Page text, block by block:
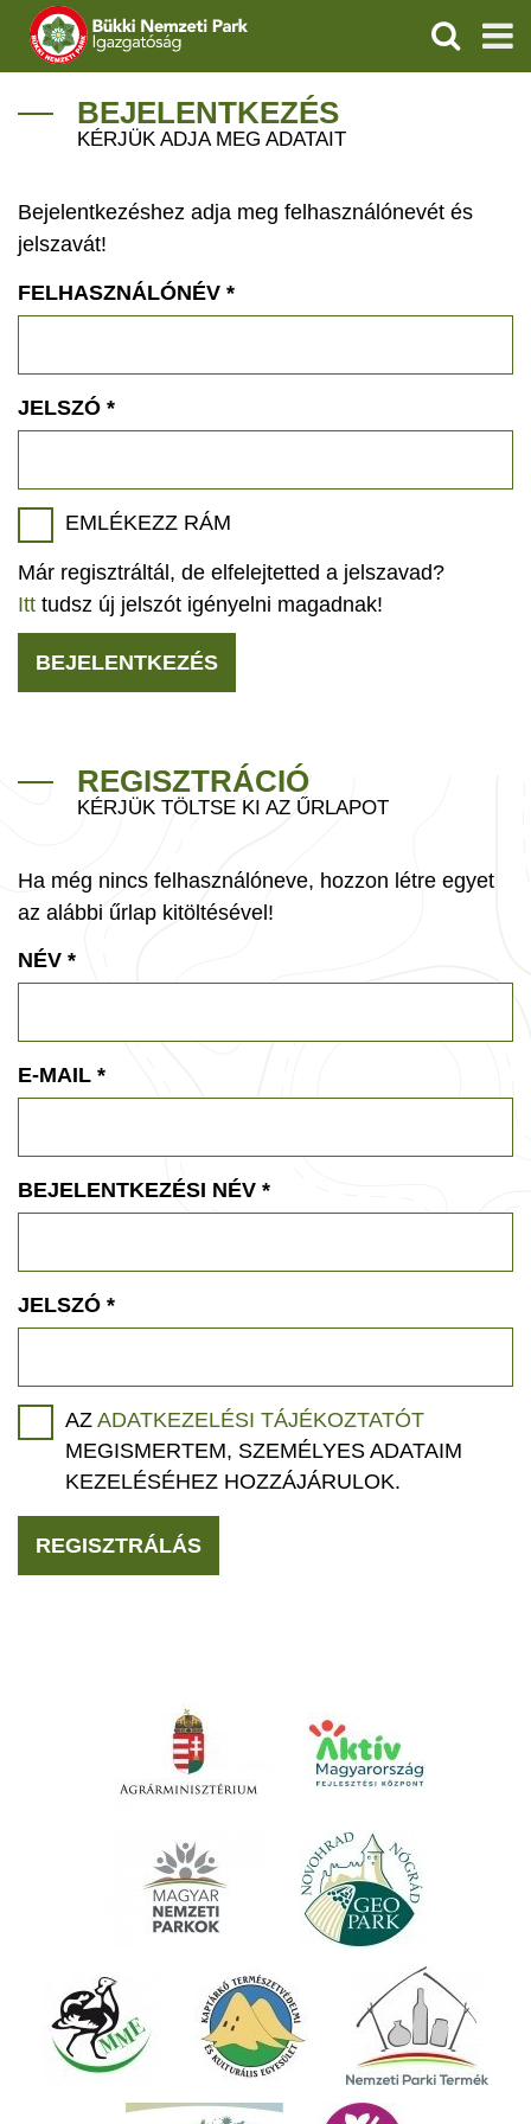
IGAZGATÓSÁG
VÍZVÉDELEM
ÖKOTURIZMUS
GEOPARKOK
KERESÉS
BEJELENTKEZÉS
KÉRJÜK ADJA MEG ADATAIT
Bejelentkezéshez adja meg felhasználónevét és
jelszavát!
FELHASZNÁLÓNÉV *
JELSZÓ *
EMLÉKEZZ RÁM
Már regisztráltál, de elfelejtetted a jelszavad?
Itt tudsz új jelszót igényelni magadnak!
BEJELENTKEZÉS
REGISZTRÁCIÓ
KÉRJÜK TÖLTSE KI AZ ŰRLAPOT
Ha még nincs felhasználóneve, hozzon létre egyet
az alábbi űrlap kitöltésével!
NÉV *
E-MAIL *
BEJELENTKEZÉSI NÉV *
JELSZÓ *
AZ ADATKEZELÉSI TÁJÉKOZTATÓT
MEGISMERTEM, SZEMÉLYES ADATAIM
KEZELÉSÉHEZ HOZZÁJÁRULOK.
REGISZTRÁLÁS